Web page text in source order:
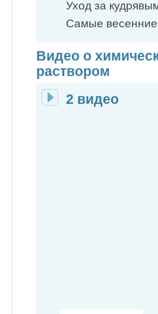
Уход за
Самые весенние
Видео о
раствором
2 видео